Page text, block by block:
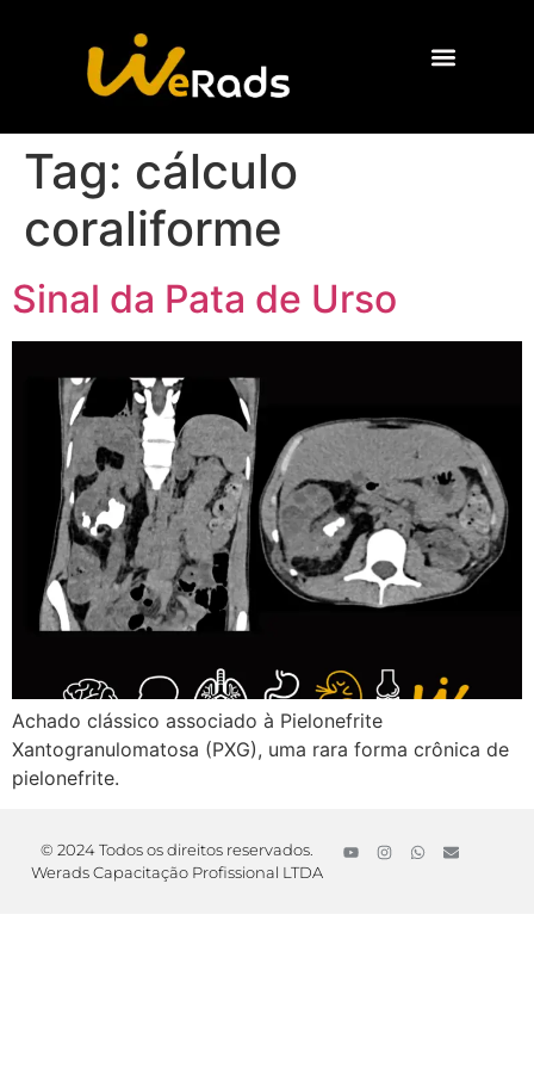
Tag: cálculo
coraliforme
Sinal da Pata de Urso
Achado clássico associado à Pielonefrite
Xantogranulomatosa (PXG), uma rara forma crônica de
pielonefrite.
© 2024 Todos os direitos reservados.
Werads Capacitação Profissional LTDA